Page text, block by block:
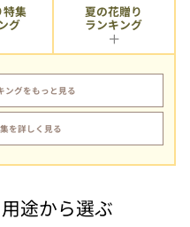
ングをもっと見る
を詳しく見る
特集
グ
夏の花贈り
ランキング
途から選ぶ